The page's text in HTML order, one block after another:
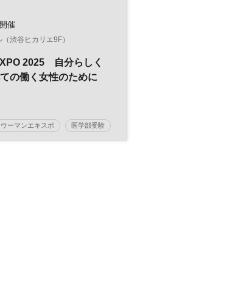
催
渋谷ヒカリエ9F）
2025 自分らしく
の働く女性のために
ウーマンエキスポ 医学部受験